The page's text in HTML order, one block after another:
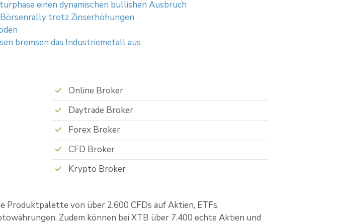
einen dynamischen bullishen Ausbruch
trotz Zinserhöhungen
bremsen das Industriemetall aus
Online Broker
Daytrade Broker
Forex Broker
CFD Broker
Krypto Broker
Produktpalette von über 2.600 CFDs auf Aktien, ETFs,
Zudem können bei XTB über 7.400 echte Aktien und